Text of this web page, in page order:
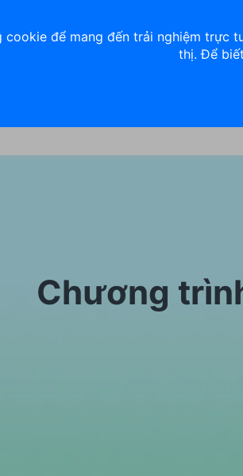
Chương
cookie để mang đến trải nghiệm trực
thị. Để